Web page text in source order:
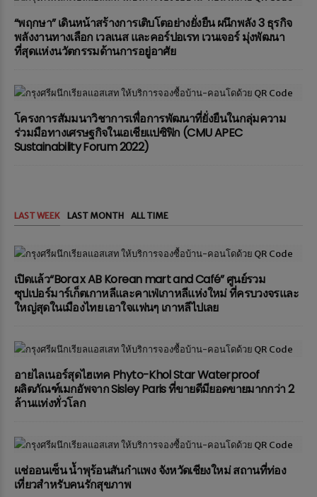
“พฤกษา” เดินหน้าสร้างการเติบโตอย่างยั่งยืน ผนึกพลัง 3 ธุรกิจ
พลังงานทางเลือก เวลเนส และคอร์ปอเรท เวนเจอร์ มุ่งพัฒนา
ที่สุดแห่งนวัตกรรมด้านการอยู่อาศัย
โครงการสัมมนาวิชาการเพื่อการพัฒนาที่ยั่งยืนในกลุ่มความ
ร่วมมือทางเศรษฐกิจในเอเชียแปซิฟิก (CMU APEC
Sustainability Forum 2022)
LAST WEEK LAST MONTH ALL TIME
เปิดแล้ว“Bora x AB Korean mart and Café” ศูนย์รวม
ซุปเปอร์มาร์เก็ตเกาหลีและคาเฟ่เกาหลีแห่งใหม่ ที่ครบวงจรและ
ใหญ่สุดในเมืองไทย เอาใจแฟนๆ เกาหลีไปเลย
อายไลเนอร์สุดไฮเทค Phyto-Khol Star Waterproof
ผลิตภัณฑ์เมกอัพจาก Sisley Paris ที่ขายดีมียอดขายมากกว่า 2
ล้านแท่งทั่วโลก
แช่ออนเซ็น น้ำพุร้อนสันกำแพง จังหวัดเชียงใหม่ สถานที่ท่อง
เที่ยวสำหรับคนรักสุขภาพ